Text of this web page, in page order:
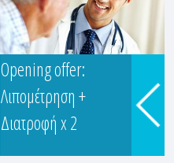
ΠΑΝΑΓΙΩΤΟΥ ΘΕΟΠΟΥΛΑ
Ευρυδάμαντος & Λαγουμιτζή
Κωνστ...
Opening offer:
Λιπομέτρηση +
Διατροφή x 2